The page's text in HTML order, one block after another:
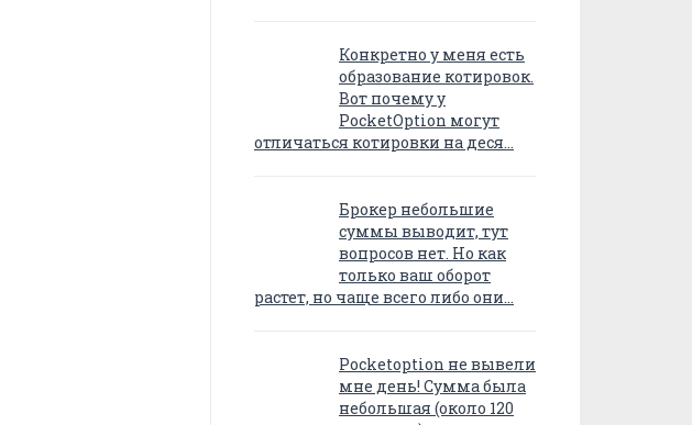
Конкретно у меня есть
образование котировок.
Вот почему у
PocketOption могут
отличаться котировки на деся…
Брокер небольшие
суммы выводит, тут
вопросов нет. Но как
только ваш оборот
растет, но чаще всего либо они…
Pocketoption не вывели
мне день! Сумма была
небольшая (около 120